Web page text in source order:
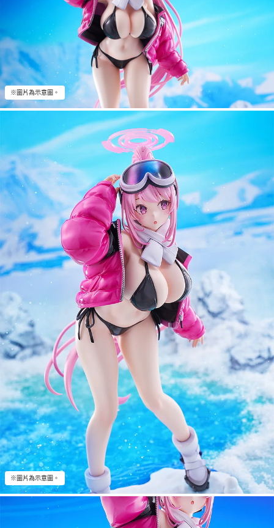
※圖片為示意圖。
※圖片為示意圖。